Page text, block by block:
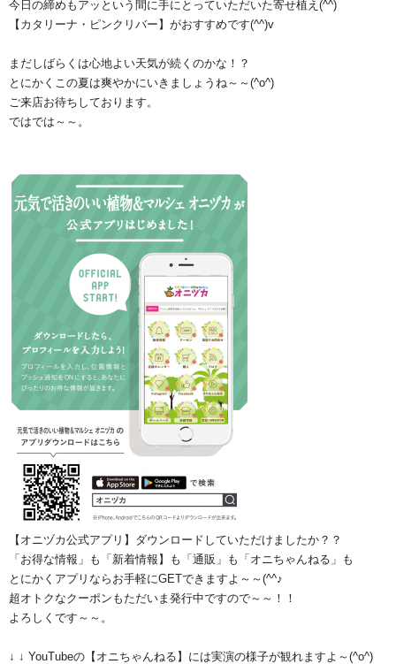
今日の締めもアッという間に手にとっていただいた寄せ植え(^^)
【カタリーナ・ピンクリバー】がおすすめです(^^)v
まだしばらくは心地よい天気が続くのかな！？
とにかくこの夏は爽やかにいきましょうね～～(^o^)
ご来店お待ちしております。
ではでは～～。
【オニヅカ公式アプリ】ダウンロードしていただけましたか？？
「お得な情報」も「新着情報】も「通販」も「オニちゃんねる」も
とにかくアプリならお手軽にGETできますよ～～(^^♪
超オトクなクーポンもただいま発行中ですので～～！！
よろしくです～～。
↓ ↓ YouTubeの【オニちゃんねる】には実演の様子が観れますよ～(^o^)